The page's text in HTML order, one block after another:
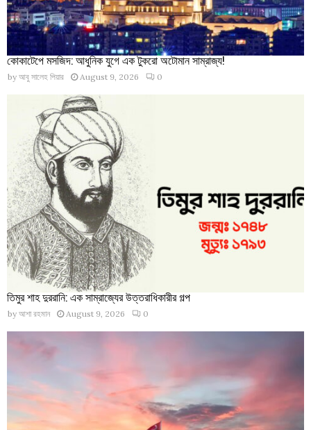
কোকাটেপে মসজিদ: আধুনিক যুগে এক টুকরো অটোমান সাম্রাজ্য!
by আবু সালেহ পিয়ার August 9, 2026 0
তিমুর শাহ দুররানি: এক সাম্রাজ্যের উত্তরাধিকারীর গল্প
by আশা রহমান August 9, 2026 0